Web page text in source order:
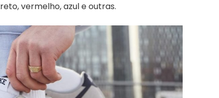
vermelho, azul e outras.